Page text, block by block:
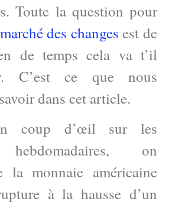
Toute la question pour
marché des changes est de
de temps cela va t’il
C’est ce que nous
dans cet article.
coup d’œil sur les
hebdomadaires, on
la monnaie américaine
à la hausse d’un